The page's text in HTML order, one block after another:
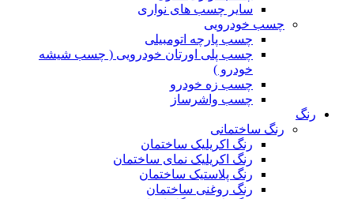
سایر چسب های نواری
چسب خودرویی
چسب پارچه اتومبیلی
چسب پلی اورتان خودرویی ( چسب شیشه
خودرو )
چسب زه خودرو
چسب واشرساز
رنگ
رنگ ساختمانی
رنگ اکریلیک ساختمان
رنگ اکریلیک نمای ساختمان
رنگ پلاستیک ساختمان
رنگ روغنی ساختمان